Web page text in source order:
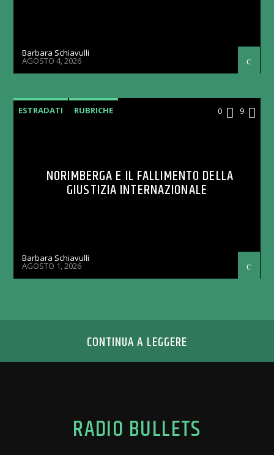
Barbara Schiavulli
AGOSTO 4, 2026
ESTRADATI RUBRICHE 0 9
NORIMBERGA E IL FALLIMENTO DELLA
GIUSTIZIA INTERNAZIONALE
Barbara Schiavulli
AGOSTO 1, 2026
CONTINUA A LEGGERE
RADIO BULLETS